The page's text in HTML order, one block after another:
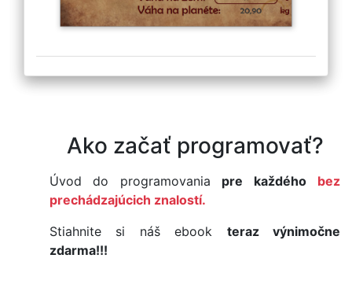
Ako začať programovať?
Úvod do programovania pre každého
bez
prechádzajúcich znalostí.
Stiahnite si náš ebook teraz výnimočne
zdarma!!!